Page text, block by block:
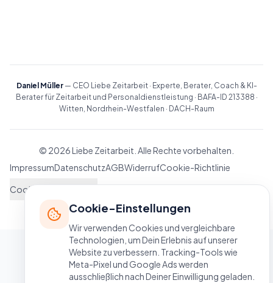
Daniel Müller— CEO Liebe Zeitarbeit · Experte, Berater, Coach & KI-
Berater für Zeitarbeit und Personaldienstleistung · BAFA-ID 213388 ·
Witten, Nordrhein-Westfalen · DACH-Raum
© 2026Liebe Zeitarbeit. Alle Rechte vorbehalten.
ImpressumDatenschutzAGBWiderrufCookie-Richtlinie
Cookie-Einstellungen
Cookie-Einstellungen
Wir verwenden Cookies und vergleichbare
Technologien, um Dein Erlebnis auf unserer
Website zu verbessern. Tracking-Tools wie
Meta-Pixel und Google Ads werden
ausschließlich nach Deiner Einwilligung geladen.